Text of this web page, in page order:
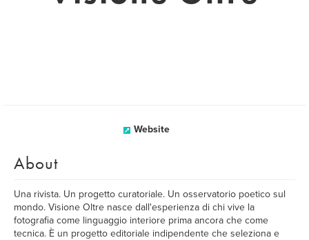
Website
About
Una rivista. Un progetto curatoriale. Un osservatorio poetico sul
mondo. Visione Oltre nasce dall'esperienza di chi vive la
fotografia come linguaggio interiore prima ancora che come
tecnica. È un progetto editoriale indipendente che seleziona e